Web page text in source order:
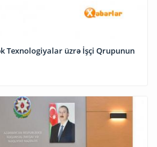
Texnologiyalar üzrə İşçi Qrupunun